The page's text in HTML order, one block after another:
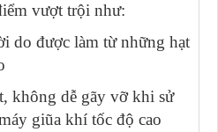
vượt trội như:
do được làm từ những hạt
không dễ gãy vỡ khi sử
giũa khí tốc độ cao